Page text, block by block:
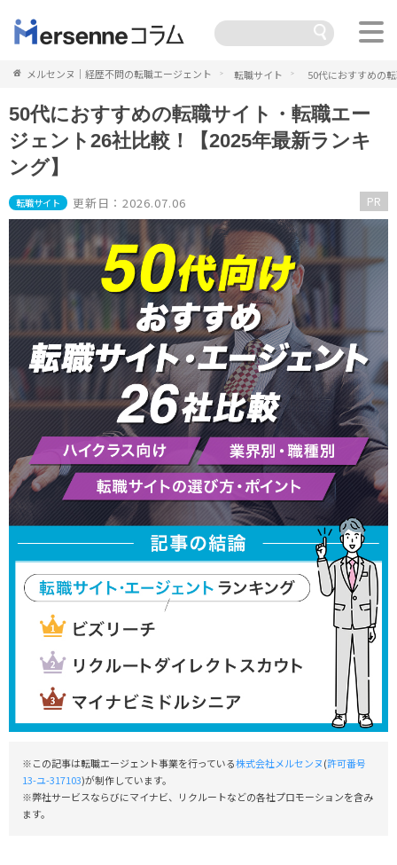
メルセンヌ｜経歴不問の転職エージェント 転職サイト 50代におすすめの
50代におすすめの転職サイト・転職エー
ジェント26社比較！【2025年最新ランキ
ング】
転職サイト 更新日：2026.07.06 PR
※この記事は転職エージェント事業を行っている株式会社メルセンヌ(許可番号
13-ユ-317103)が制作しています。
※弊社サービスならびにマイナビ、リクルートなどの各社プロモーションを含み
ます。